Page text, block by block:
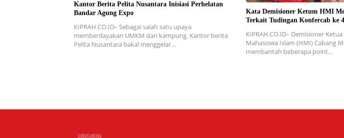
Kantor Berita Pelita Nusantara Inisiasi Perhelatan
Bandar Agung Expo
KIPRAH.CO.ID– Sebagai salah satu upaya
memberdayakan UMKM dari kampung. Kantor berita
Pelita Nusantara bakal menggelar…
Kata Demisioner Ketum HMI
Terkait Tudingan Konfercab ke
KIPRAH.CO.ID– Demisioner
Mahasiswa Islam (HMI) Cabang
membantah beberapa point…